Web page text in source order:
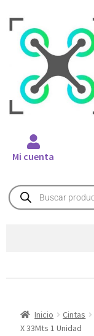
Mi cuenta
Inicio Cintas
X 33Mts 1 Unidad